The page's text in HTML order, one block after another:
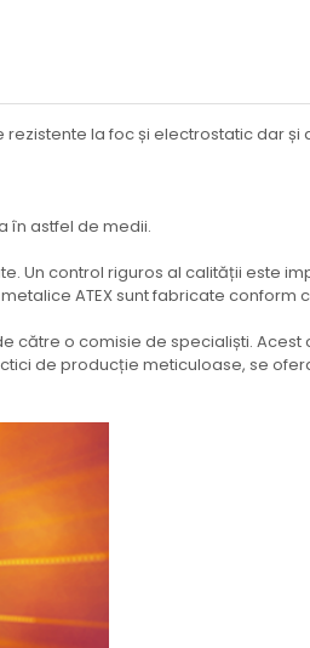
la foc și electrostatic dar
în astfel de medii.
Un control riguros al calității este
ATEX sunt fabricate conform
către o comisie de specialiști. Acest
de producție meticuloase, se